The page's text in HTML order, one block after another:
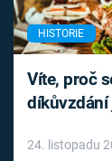
HISTORIE
Víte, proč
díkůvzdání
24. listopadu